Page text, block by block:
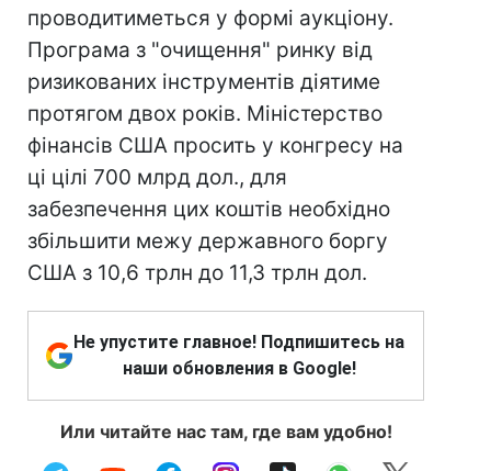
проводитиметься у формі аукціону.
Програма з "очищення" ринку від
ризикованих інструментів діятиме
протягом двох років. Міністерство
фінансів США просить у конгресу на
ці цілі 700 млрд дол., для
забезпечення цих коштів необхідно
збільшити межу державного боргу
США з 10,6 трлн до 11,3 трлн дол.
Не упустите главное! Подпишитесь на
наши обновления в Google!
Или читайте нас там, где вам удобно!